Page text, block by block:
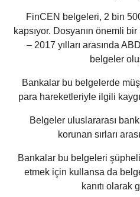
FinCEN belgeleri, 2 bin
kapsıyor. Dosyanın önemli
– 2017 yılları arasında
belgeler
Bankalar bu belgelerde
para hareketleriyle ilgili
Belgeler uluslararası
korunan sırları
Bankalar bu belgeleri
etmek için kullansa da
kanıtı olarak